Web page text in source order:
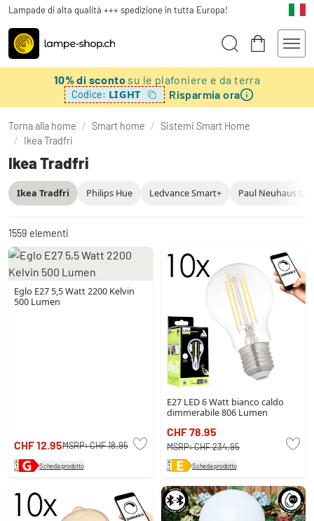
Lampade di alta qualità +++ spedizione in tutta Europa!
10% di sconto su le plafoniere e da terra
Codice: LIGHT Risparmia ora
Torna alla home / Smart home / Sistemi Smart Home
/ Ikea Tradfri
Ikea Tradfri
Philips Hue Ledvance Smart+ Paul Neuhaus Q
Ikea Tradfri
1559 elementi
Eglo E27 5,5 Watt 2200 Kelvin
500 Lumen
CHF 12.95MSRP:CHF 18.95
Scheda prodotto
E27 LED 6 Watt bianco caldo
dimmerabile 806 Lumen
CHF 78.95
MSRP:CHF 234.95
Scheda prodotto